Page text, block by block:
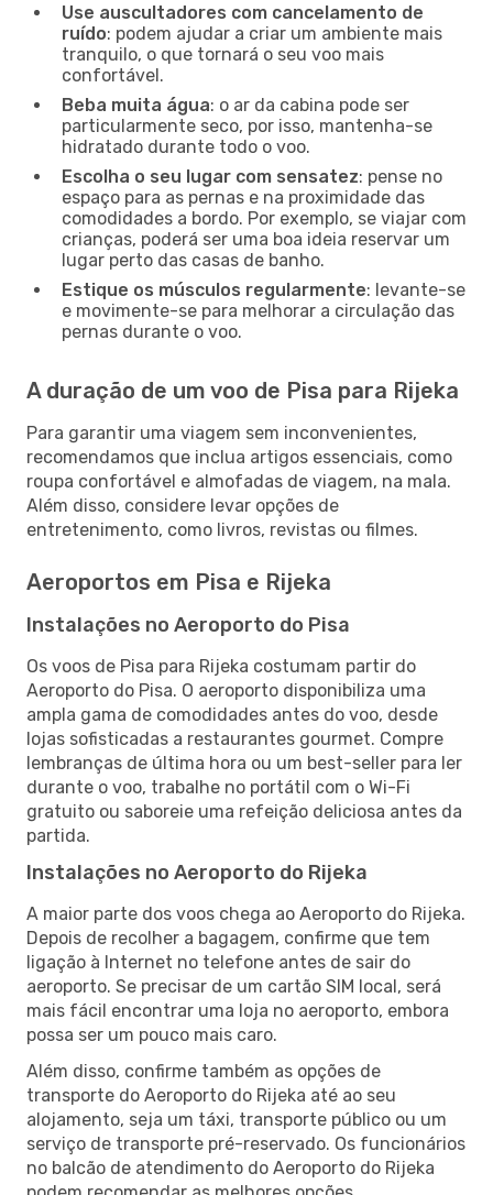
Use auscultadores com cancelamento de
ruído: podem ajudar a criar um ambiente mais
tranquilo, o que tornará o seu voo mais
confortável.
Beba muita água: o ar da cabina pode ser
particularmente seco, por isso, mantenha-se
hidratado durante todo o voo.
Escolha o seu lugar com sensatez: pense no
espaço para as pernas e na proximidade das
comodidades a bordo. Por exemplo, se viajar com
crianças, poderá ser uma boa ideia reservar um
lugar perto das casas de banho.
Estique os músculos regularmente: levante-se
e movimente-se para melhorar a circulação das
pernas durante o voo.
A duração de um voo de Pisa para Rijeka
Para garantir uma viagem sem inconvenientes,
recomendamos que inclua artigos essenciais, como
roupa confortável e almofadas de viagem, na mala.
Além disso, considere levar opções de
entretenimento, como livros, revistas ou filmes.
Aeroportos em Pisa e Rijeka
Instalações no Aeroporto do Pisa
Os voos de Pisa para Rijeka costumam partir do
Aeroporto do Pisa. O aeroporto disponibiliza uma
ampla gama de comodidades antes do voo, desde
lojas sofisticadas a restaurantes gourmet. Compre
lembranças de última hora ou um best-seller para ler
durante o voo, trabalhe no portátil com o Wi-Fi
gratuito ou saboreie uma refeição deliciosa antes da
partida.
Instalações no Aeroporto do Rijeka
A maior parte dos voos chega ao Aeroporto do Rijeka.
Depois de recolher a bagagem, confirme que tem
ligação à Internet no telefone antes de sair do
aeroporto. Se precisar de um cartão SIM local, será
mais fácil encontrar uma loja no aeroporto, embora
possa ser um pouco mais caro.
Além disso, confirme também as opções de
transporte do Aeroporto do Rijeka até ao seu
alojamento, seja um táxi, transporte público ou um
serviço de transporte pré-reservado. Os funcionários
no balcão de atendimento do Aeroporto do Rijeka